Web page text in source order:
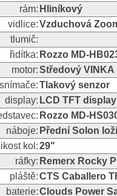
rám: Hliníkový
vidlice:Vzduchová
tlumič:
řidítka: Rozzo MD-
motor:Středový VINKA
snímače:Tlakový senzor
display: LCD TFT
Rozzo MD-
náboje: Přední Solon
kol:29"
ráfky: Remerx Rocky
pláště:CTS Caballero
baterie:Clouds Power